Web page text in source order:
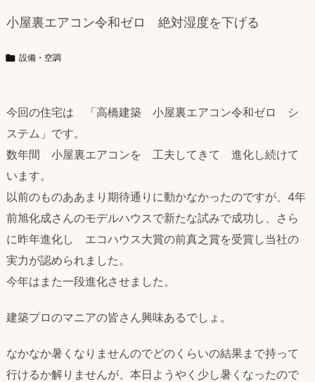
小屋裏エアコン令和ゼロ 絶対湿度を下げる
 設備・空調
今回の住宅は 「高橋建築 小屋裏エアコン令和ゼロ シ
ステム」です。
数年間 小屋裏エアコンを 工夫してきて 進化し続けて
います。
以前のものああまり期待通りに動かなかったのですが、4年
前旭化成さんのモデルハウスで新たな試みで成功し、さら
に昨年進化し エコハウス大賞の前真之賞を受賞し当社の
実力が認められました。
今年はまた一段進化させました。
建築プロのマニアの皆さん興味あるでしょ。
なかなか暑くなりませんのでどのくらいの結果まで持って
行けるか解りませんが、本日ようやく少し暑くなったので